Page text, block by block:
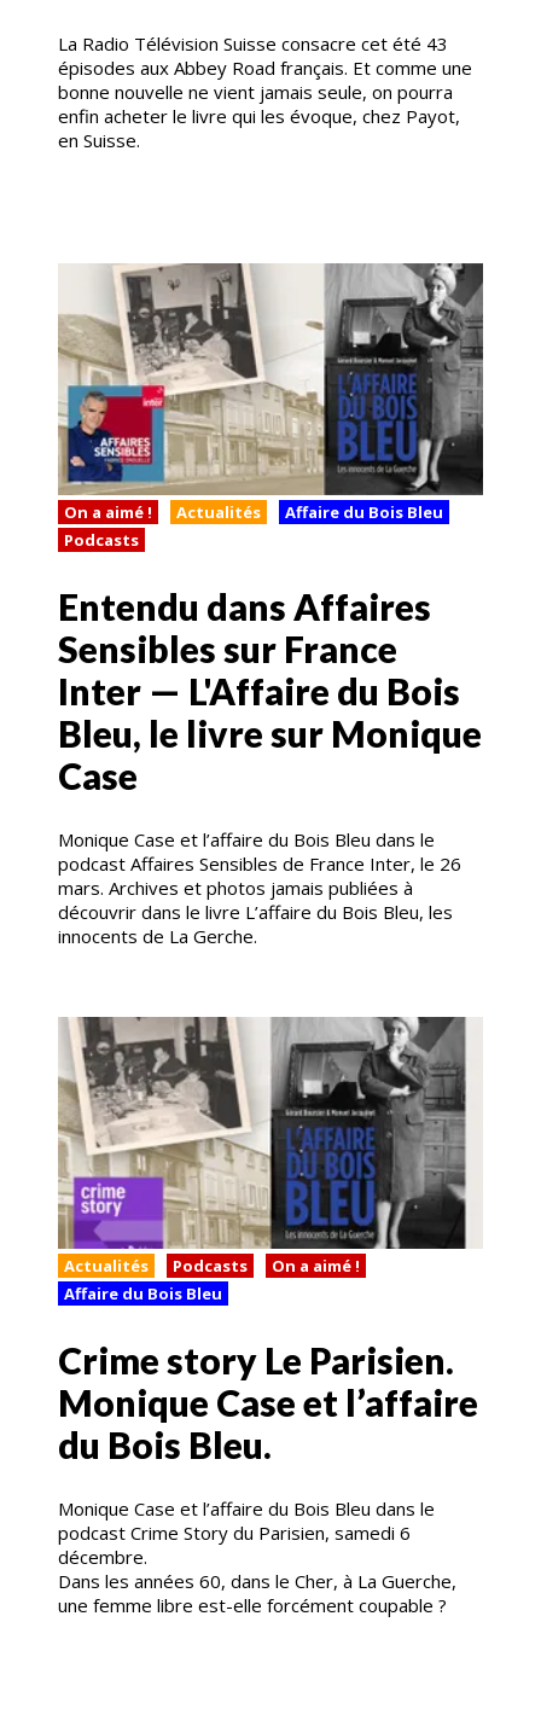
La Radio Télévision Suisse consacre cet été 43
épisodes aux Abbey Road français. Et comme une
bonne nouvelle ne vient jamais seule, on pourra
enfin acheter le livre qui les évoque, chez Payot,
en Suisse.
On a aimé ! Actualités
Affaire du Bois Bleu
Podcasts
Entendu dans Affaires
Sensibles sur France
Inter — L'Affaire du Bois
Bleu, le livre sur Monique
Case
Monique Case et l’affaire du Bois Bleu dans le
podcast Affaires Sensibles de France Inter, le 26
mars. Archives et photos jamais publiées à
découvrir dans le livre L’affaire du Bois Bleu, les
innocents de La Gerche.
Actualités Podcasts
On a aimé !
Affaire du Bois Bleu
Crime story Le Parisien.
Monique Case et l’affaire
du Bois Bleu.
Monique Case et l’affaire du Bois Bleu dans le
podcast Crime Story du Parisien, samedi 6
décembre.
Dans les années 60, dans le Cher, à La Guerche,
une femme libre est-elle forcément coupable ?